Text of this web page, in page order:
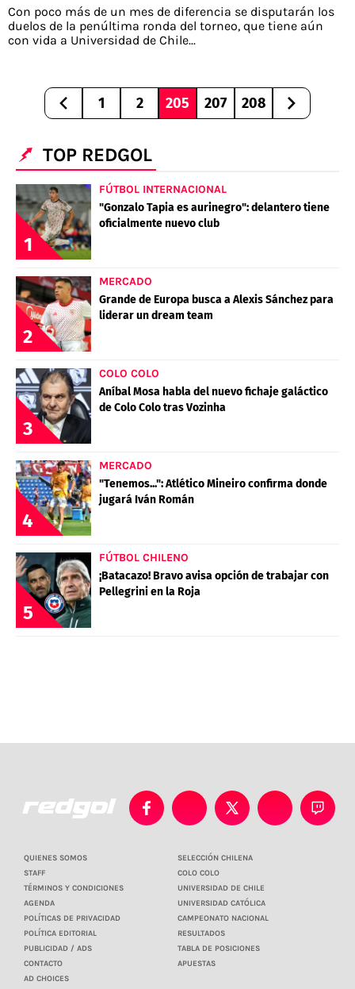
Con poco más de un mes de diferencia se disputarán los
duelos de la penúltima ronda del torneo, que tiene aún
con vida a Universidad de Chile...
1 2 205 207 208
TOP REDGOL
1
FÚTBOL INTERNACIONAL
"Gonzalo Tapia es aurinegro": delantero tiene
oficialmente nuevo club
2
MERCADO
Grande de Europa busca a Alexis Sánchez para
liderar un dream team
3
COLO COLO
Aníbal Mosa habla del nuevo fichaje galáctico
de Colo Colo tras Vozinha
4
MERCADO
"Tenemos...": Atlético Mineiro confirma donde
jugará Iván Román
5
FÚTBOL CHILENO
¡Batacazo! Bravo avisa opción de trabajar con
Pellegrini en la Roja
QUIENES SOMOS
STAFF
TÉRMINOS Y CONDICIONES
AGENDA
POLÍTICAS DE PRIVACIDAD
POLÍTICA EDITORIAL
PUBLICIDAD / ADS
CONTACTO
AD CHOICES
SELECCIÓN CHILENA
COLO COLO
UNIVERSIDAD DE CHILE
UNIVERSIDAD CATÓLICA
CAMPEONATO NACIONAL
RESULTADOS
TABLA DE POSICIONES
APUESTAS